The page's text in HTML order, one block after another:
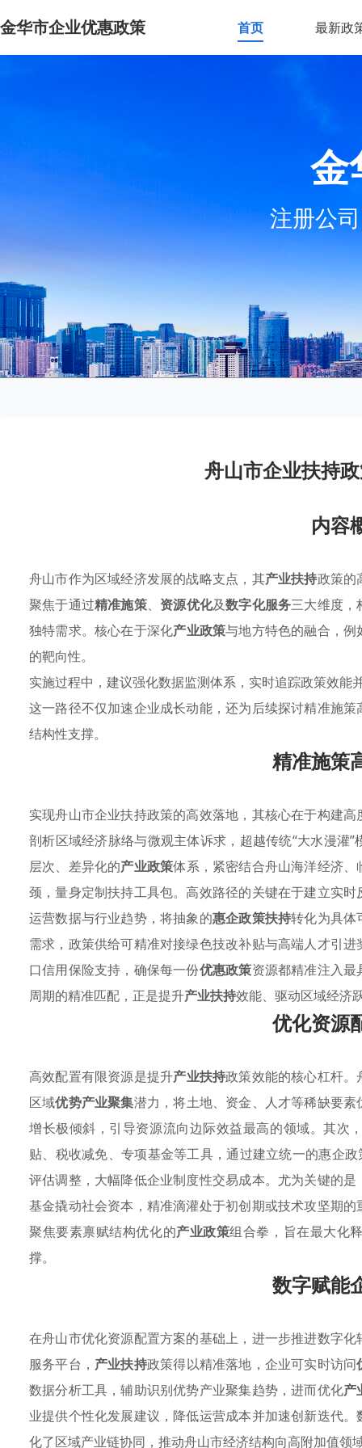
金华市企业优惠政策 首页 最新政
金
注册公
舟山市企业扶持
内容
舟山市作为区域经济发展的战略支点，其产业扶持政策的
聚焦于通过精准施策、 资源优化及数字化服务三大维度，
独特需求。核心在于深化产业政策与地方特色的融合，
的靶向性。
实施过程中，建议强化数据监测体系，实时追踪政策效能
这一路径不仅加速企业成长动能，还为后续探讨精准施
结构性支撑。
精准施策
实现舟山市企业扶持政策的高效落地，其核心在于构建
剖析区域经济脉络与微观主体诉求，超越传统“大水漫灌
层次、差异化的产业政策体系，紧密结合舟山海洋经济
颈，量身定制扶持工具包。高效路径的关键在于建立实
运营数据与行业趋势，将抽象的惠企政策扶持转化为具体
需求，政策供给可精准对接绿色技改补贴与高端人才引
口信用保险支持，确保每一份优惠政策资源都精准注入
周期的精准匹配，正是提升产业扶持效能、驱动区域经济
优化资源
高效配置有限资源是提升产业扶持政策效能的核心杠杆
区域优势产业聚集潜力，将土地、资金、人才等稀缺要
增长极倾斜，引导资源流向边际效益最高的领域。其次
贴、税收减免、专项基金等工具，通过建立统一的惠企
评估调整，大幅降低企业制度性交易成本。尤为关键的
基金撬动社会资本，精准滴灌处于初创期或技术攻坚期
聚焦要素禀赋结构优化的产业政策组合拳，旨在最大化
撑。
数字赋能
在舟山市优化资源配置方案的基础上，进一步推进数字
服务平台， 产业扶持政策得以精准落地，企业可实时访问
数据分析工具，辅助识别优势产业聚集趋势，进而优化产
业提供个性化发展建议，降低运营成本并加速创新迭代
化了区域产业链协同，推动舟山市经济结构向高附加值领